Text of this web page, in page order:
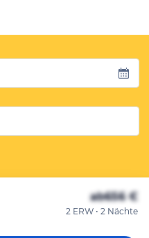
ab656 €
2 ERW • 2 Nächte